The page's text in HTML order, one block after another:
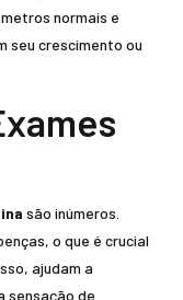
normais e
seu crescimento ou
são inúmeros.
o que é crucial
ajudam a
sensação de